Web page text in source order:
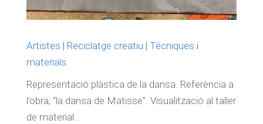
Artistes | Reciclatge creatiu | Tècniques i
materials
Representació plàstica de la dansa. Referència a
l’obra, “la dansa de Matisse”. Visualització al taller
de material...